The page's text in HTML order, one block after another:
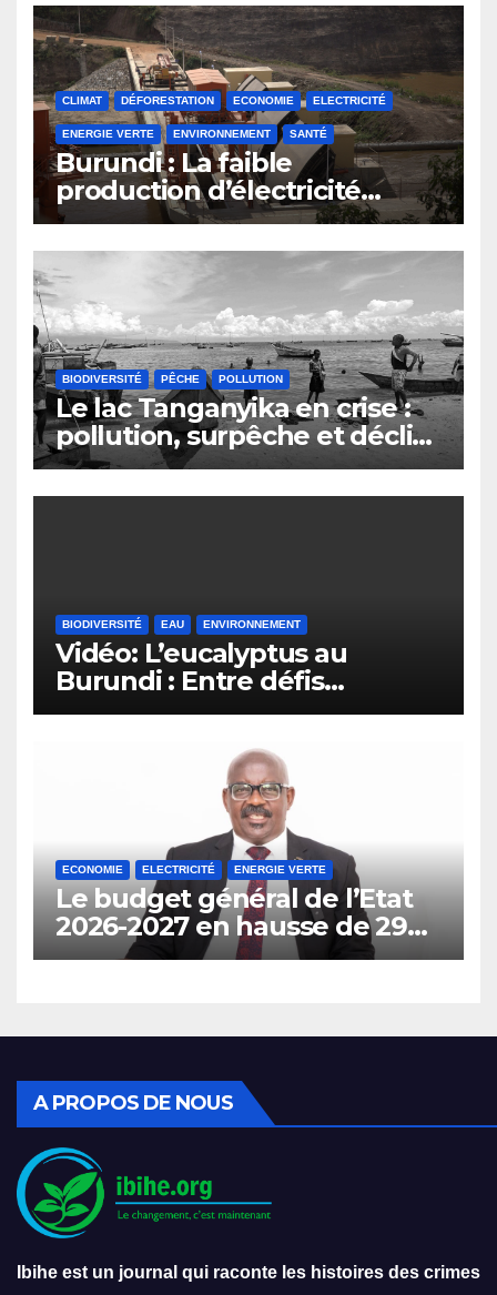
CLIMAT DÉFORESTATION ECONOMIE ELECTRICITÉ
ENERGIE VERTE ENVIRONNEMENT SANTÉ
Burundi : La faible
production d’électricité
compromet le plan
d’émergence
BIODIVERSITÉ PÊCHE POLLUTION
Le lac Tanganyika en crise :
pollution, surpêche et déclin
du secteur de la pêche au
Burundi
BIODIVERSITÉ EAU ENVIRONNEMENT
Vidéo: L’eucalyptus au
Burundi : Entre défis
environnementaux et
économiques.
ECONOMIE ELECTRICITÉ ENERGIE VERTE
Le budget général de l’Etat
2026-2027 en hausse de 29%
prévoit l’interdiction de
A PROPOS DE NOUS
Ibihe est un journal qui raconte les histoires des crimes